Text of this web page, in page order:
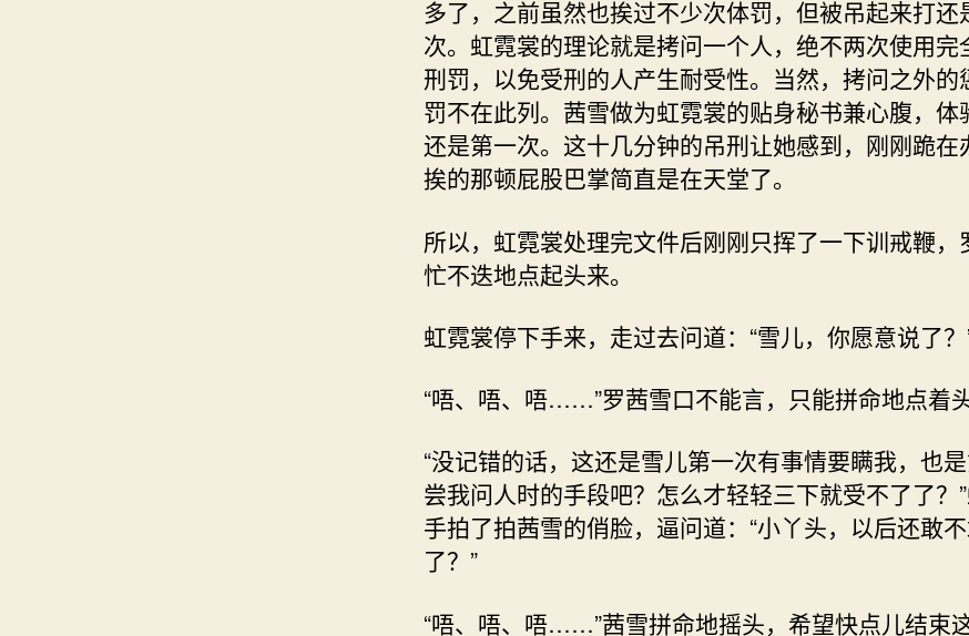
多了，之前虽然也挨过不少次体罚，但被吊起来打还
次。虹霓裳的理论就是拷问一个人，绝不两次使用完
刑罚，以免受刑的人产生耐受性。当然，拷问之外的
罚不在此列。茜雪做为虹霓裳的贴身秘书兼心腹，体
还是第一次。这十几分钟的吊刑让她感到，刚刚跪在
挨的那顿屁股巴掌简直是在天堂了。
所以，虹霓裳处理完文件后刚刚只挥了一下训戒鞭，
忙不迭地点起头来。
虹霓裳停下手来，走过去问道：“雪儿，你愿意说了？
“唔、唔、唔……”罗茜雪口不能言，只能拼命地点着头
“没记错的话，这还是雪儿第一次有事情要瞒我，也
尝我问人时的手段吧？怎么才轻轻三下就受不了了？
手拍了拍茜雪的俏脸，逼问道：“小丫头，以后还敢
了？”
“唔、唔、唔……”茜雪拼命地摇头，希望快点儿结束